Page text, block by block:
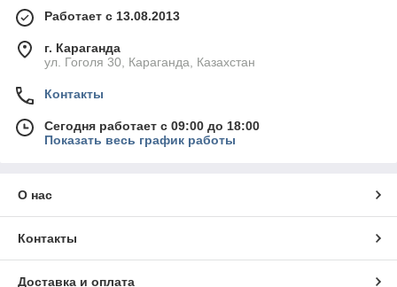
Работает с 13.08.2013
г. Караганда
ул. Гоголя 30, Караганда, Казахстан
Контакты
Сегодня работает с 09:00 до 18:00
Показать весь график работы
О нас
Контакты
Доставка и оплата